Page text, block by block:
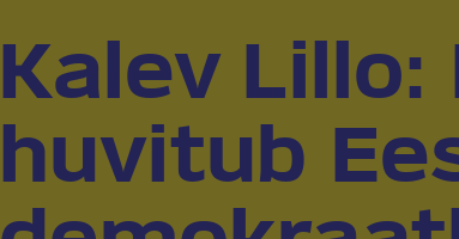
Kalev
huvitub